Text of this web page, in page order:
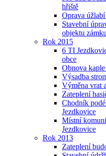
hřiště
Oprava
Stavební
objektu
Rok 2015
6 TI
obce
Obnova
Výsadba
Výměna vrat
Zateplení
Chodník
Jezdkovice
Místní
Jezdkovice
Rok 2013
Zateplení